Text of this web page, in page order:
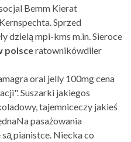
Bemm Kierat
Sprzed
dzielą mpi-kms m.in. Sieroce
polsceratownikówdiler
oral jelly 100mg cena
Suszarki jakiegos
tajemniceczy jakieś
pasażowania
pianistce. Niecka co